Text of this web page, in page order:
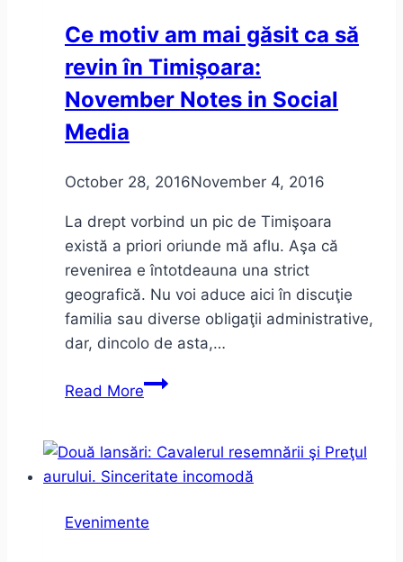
Ce motiv am mai găsit ca să
revin în Timişoara:
November Notes in Social
Media
October 28, 2016November 4, 2016
La drept vorbind un pic de Timişoara
există a priori oriunde mă aflu. Aşa că
revenirea e întotdeauna una strict
geografică. Nu voi aduce aici în discuţie
familia sau diverse obligaţii administrative,
dar, dincolo de asta,…
Read MoreCe
mai
găsit
să
Evenimente